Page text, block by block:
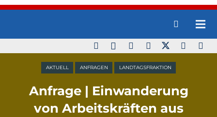
AKTUELL ANFRAGEN LANDTAGSFRAKTION
Anfrage | Einwanderung
von Arbeitskräften aus